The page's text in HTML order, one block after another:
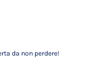
da non perdere!